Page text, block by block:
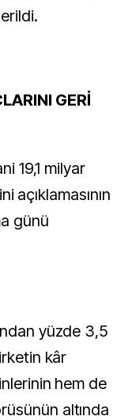
GERİ
19,1 milyar
açıklamasının
günü
yüzde 3,5
kâr
hem de
altında